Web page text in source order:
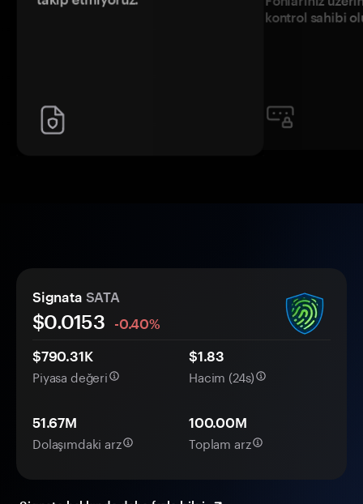
kontrol sahibi
Signata SATA
$0.0153
-0.40%
$790.31K
Piyasa değeri
$1.83
Hacim (24s)
51.67M
Dolaşımdaki arz
100.00M
Toplam arz